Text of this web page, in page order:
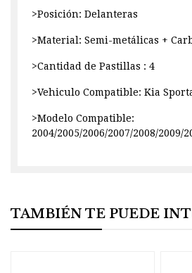
>Posición: Delanteras
>Material: Semi-metálicas +
>Cantidad de Pastillas : 4
>Vehiculo Compatible: Kia
>Modelo Compatible:
2004/2005/2006/2007/2008/2009/
TAMBIÉN TE PUEDE